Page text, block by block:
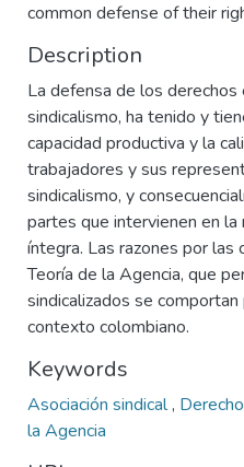
common defense of their
Description
La defensa de los
sindicalismo, ha tenido y
capacidad productiva y la
trabajadores y sus
sindicalismo, y
partes que intervienen en
íntegra. Las razones por
Teoría de la Agencia, que
sindicalizados se
contexto colombiano.
Keywords
Asociación sindical, Derecho
la Agencia